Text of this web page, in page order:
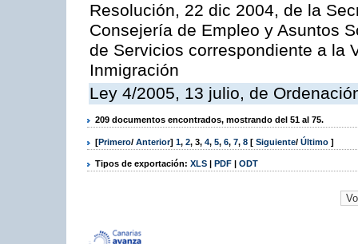
Resolución, 22 dic 2004, de la
Consejería de Empleo y Asuntos
de Servicios correspondiente a la
Inmigración
Ley 4/2005, 13 julio, de
209 documentos encontrados, mostrando del 51 al 75.
[Primero/ Anterior] 1, 2, 3, 4, 5, 6, 7, 8 [ Siguiente/ Último ]
Tipos de exportación: XLS | PDF | ODT